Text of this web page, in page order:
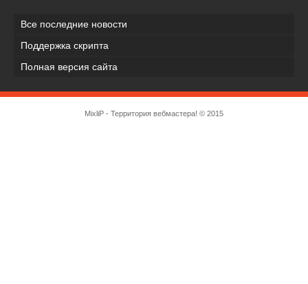
Все последние новости
Поддержка скрипта
Полная версия сайта
MixliP - Территория вебмастера! © 2015